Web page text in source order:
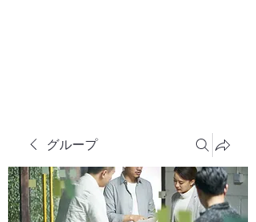
グループ